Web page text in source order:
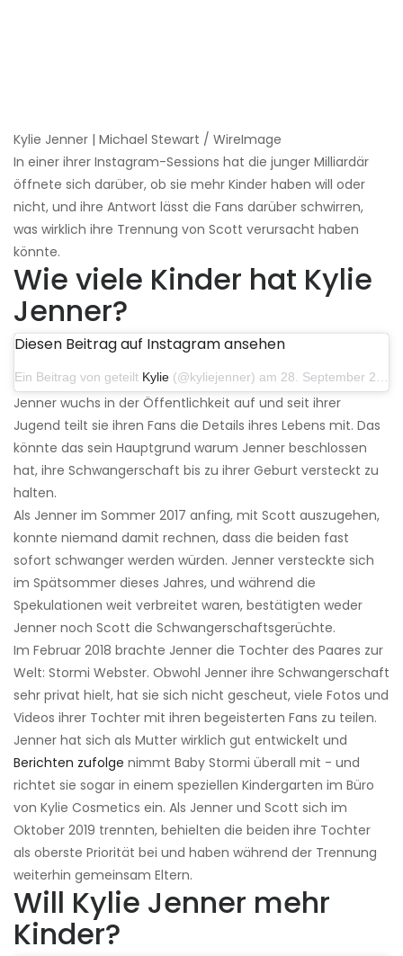
Kylie Jenner | Michael Stewart / WireImage
In einer ihrer Instagram-Sessions hat die junger Milliardär
öffnete sich darüber, ob sie mehr Kinder haben will oder
nicht, und ihre Antwort lässt die Fans darüber schwirren,
was wirklich ihre Trennung von Scott verursacht haben
könnte.
Wie viele Kinder hat Kylie
Jenner?
Diesen Beitrag auf Instagram ansehen
Ein Beitrag von geteilt Kylie (@kyliejenner) am 28. September 2019 um 10:18 Uhr PDT
Jenner wuchs in der Öffentlichkeit auf und seit ihrer
Jugend teilt sie ihren Fans die Details ihres Lebens mit. Das
könnte das sein Hauptgrund warum Jenner beschlossen
hat, ihre Schwangerschaft bis zu ihrer Geburt versteckt zu
halten.
Als Jenner im Sommer 2017 anfing, mit Scott auszugehen,
konnte niemand damit rechnen, dass die beiden fast
sofort schwanger werden würden. Jenner versteckte sich
im Spätsommer dieses Jahres, und während die
Spekulationen weit verbreitet waren, bestätigten weder
Jenner noch Scott die Schwangerschaftsgerüchte.
Im Februar 2018 brachte Jenner die Tochter des Paares zur
Welt: Stormi Webster. Obwohl Jenner ihre Schwangerschaft
sehr privat hielt, hat sie sich nicht gescheut, viele Fotos und
Videos ihrer Tochter mit ihren begeisterten Fans zu teilen.
Jenner hat sich als Mutter wirklich gut entwickelt und
Berichten zufolge nimmt Baby Stormi überall mit - und
richtet sie sogar in einem speziellen Kindergarten im Büro
von Kylie Cosmetics ein. Als Jenner und Scott sich im
Oktober 2019 trennten, behielten die beiden ihre Tochter
als oberste Priorität bei und haben während der Trennung
weiterhin gemeinsam Eltern.
Will Kylie Jenner mehr
Kinder?